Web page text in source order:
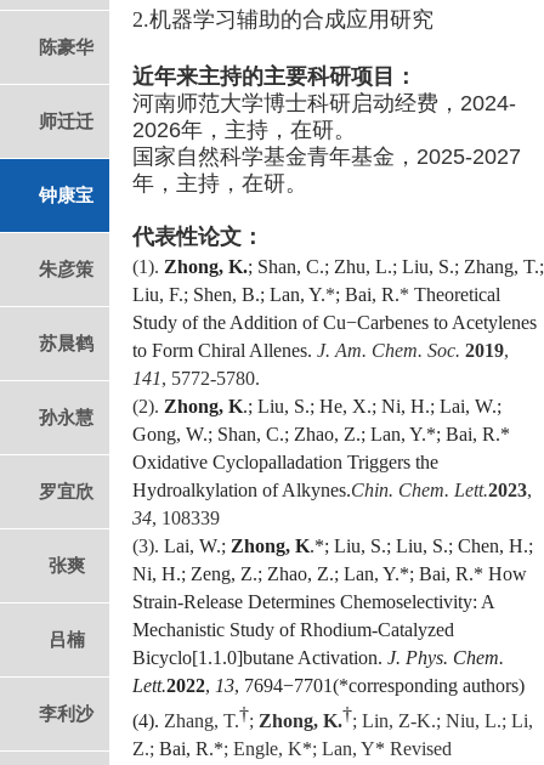
陈豪华
师迁迁
钟康宝
朱彦策
苏晨鹤
孙永慧
罗宜欣
张爽
吕楠
李利沙
2.机器学习辅助的合成应用研究
近年来主持的主要科研项目：
河南师范大学博士科研启动经费，2024-
2026年，主持，在研。
国家自然科学基金青年基金，2025-2027
年，主持，在研。
代表性论文：
(1). Zhong, K.; Shan, C.; Zhu, L.; Liu, S.; Zhang, T.;
Liu, F.; Shen, B.; Lan, Y.*; Bai, R.* Theoretical
Study of the Addition of Cu−Carbenes to Acetylenes
to Form Chiral Allenes. J. Am. Chem. Soc. 2019,
141, 5772-5780.
(2). Zhong, K.; Liu, S.; He, X.; Ni, H.; Lai, W.;
Gong, W.; Shan, C.; Zhao, Z.; Lan, Y.*; Bai, R.*
Oxidative Cyclopalladation Triggers the
Hydroalkylation of Alkynes.Chin. Chem. Lett.2023,
34, 108339
(3). Lai, W.; Zhong, K.*; Liu, S.; Liu, S.; Chen, H.;
Ni, H.; Zeng, Z.; Zhao, Z.; Lan, Y.*; Bai, R.* How
Strain-Release Determines Chemoselectivity: A
Mechanistic Study of Rhodium-Catalyzed
Bicyclo[1.1.0]butane Activation. J. Phys. Chem.
Lett.2022, 13, 7694−7701(*corresponding authors)
(4). Zhang, T.†; Zhong, K.†; Lin, Z-K.; Niu, L.; Li,
Z.; Bai, R.*; Engle, K*; Lan, Y* Revised